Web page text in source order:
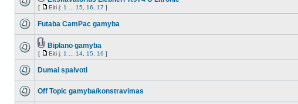
[ Eiti į: 1 15 16 17 ]
Futaba CamPac gamyba
Biplano gamyba
[ Eiti į: 1 14 15 16 ]
Dumai spalvoti
Off Topic gamyba/konstravimas